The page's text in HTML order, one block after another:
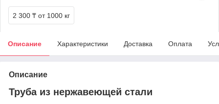
2 300 ₸ от 1000 кг
Описание Характеристики Доставка Оплата
Описание
Труба из нержавеющей стали